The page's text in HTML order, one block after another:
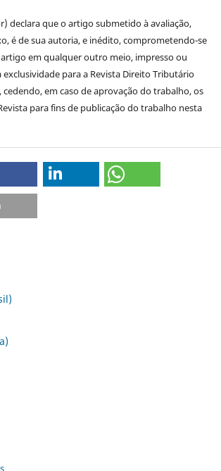
declara que o artigo submetido à avaliação,
é de sua autoria, e inédito, comprometendo-se
em qualquer outro meio, impresso ou
para a Revista Direito Tributário
em caso de aprovação do trabalho, os
para fins de publicação do trabalho nesta